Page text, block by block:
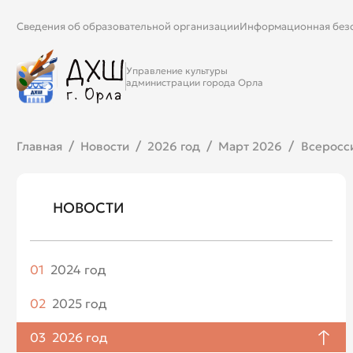
Сведения об образовательной организацииИнформационная
Управление культуры
администрации города Орла
Главная Новости 2026 год Март 2026
НОВОСТИ
01 2024 год
Апрель
Май
Июнь
02 2025 год
Январь
03 2026 год